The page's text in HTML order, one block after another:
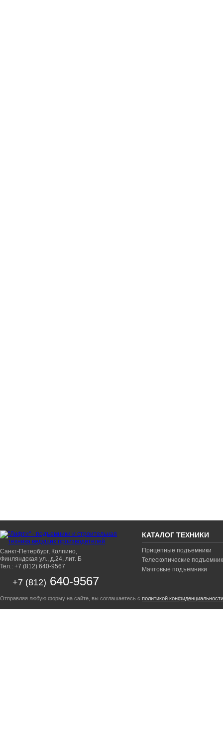
Санкт-Петербург, Колпино,
Финляндская ул., д.24, лит. Б
Тел.: +7 (812) 640-9567
+7 (812) 640-9567
КАТАЛОГ ТЕХНИКИ
Прицепные подъемники
Телескопические
Мачтовые подъемники
Отправляя любую форму на сайте, вы соглашаетесь с политикой конфиденциальности